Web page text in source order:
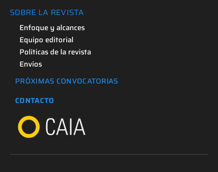
SOBRE LA REVISTA
Enfoque y alcances
Equipo editorial
Políticas de la revista
Envíos
PRÓXIMAS CONVOCATORIAS
CONTACTO